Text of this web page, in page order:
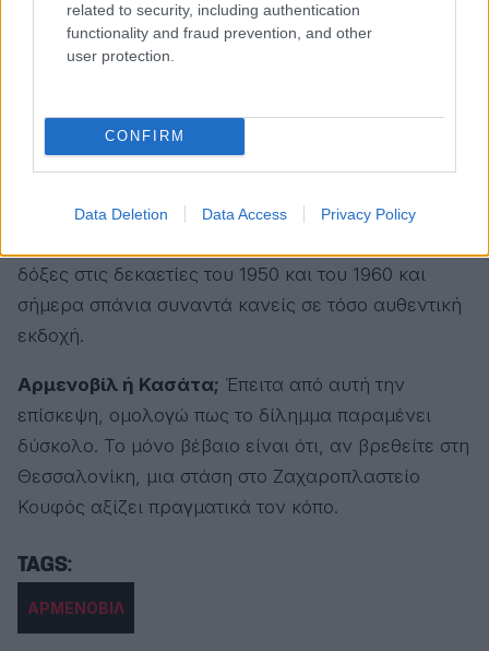
related to security, including authentication
functionality and fraud prevention, and other
user protection.
CONFIRM
Data Deletion Data Access Privacy Policy
Σήμερα, το Ζαχαροπλαστείο Κουφός συνεχίζει να
παράγει, με τον ίδιο σεβασμό, ένα από τα
καλύτερα αρμενοβίλ της Ελλάδας, προσφέροντας
έκπληξη, όμως, για μένα ήταν η
cassata, βασισμένη σε παραδοσιακή συνταγή
δόξες στις δεκαετίες του 1950 και του 1960 και
σήμερα σπάνια συναντά κανείς σε τόσο αυθεντική
εκδοχή.
Αρμενοβίλ ή Κασάτα; Έπειτα από αυτή την
επίσκεψη, ομολογώ πως το δίλημμα παραμένει
δύσκολο. Το μόνο βέβαιο είναι ότι, αν βρεθείτε στη
Θεσσαλονίκη, μια στάση στο Ζαχαροπλαστείο
Κουφός αξίζει πραγματικά τον κόπο.
ΑΡΜΕΝΟΒΙΛ